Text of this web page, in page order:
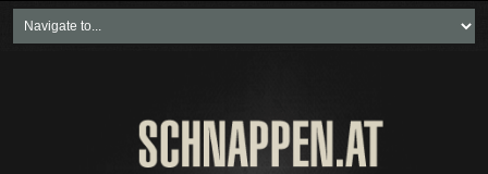
Neueste Beiträge